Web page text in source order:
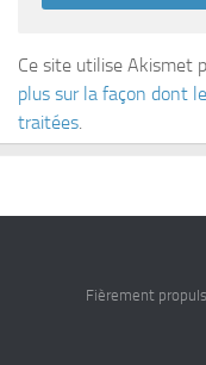
Ce site utilise Akismet
plus sur la façon dont
traitées
Fièrement